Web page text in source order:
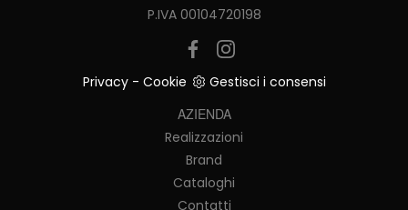
P.IVA 00104720198
Privacy- Cookie
Gestisci i consensi
AZIENDA
Realizzazioni
Brand
Cataloghi
Contatti